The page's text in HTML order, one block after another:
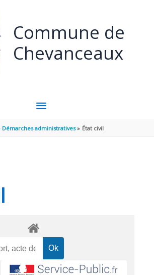
Commune de
Chevanceaux
MENU
PRINCIPAL
Démarches administratives État civil